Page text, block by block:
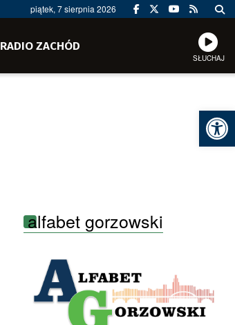
piątek, 7 sierpnia 2026
RADIO ZACHÓD
SŁUCHAJ
alfabet gorzowski